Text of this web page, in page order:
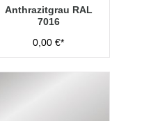
Anthrazitgrau RAL
7016
0,00 €*